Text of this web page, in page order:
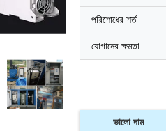
পরিশোধের শর্ত
যোগানের ক্ষমতা
ভালো দাম